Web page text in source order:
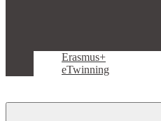
Erasmus+
eTwinning